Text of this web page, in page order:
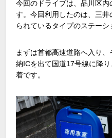
今回のドライブは、品川区内
す。今回利用したのは、三
られているタイプのステーシ
まずは首都高速道路へ入り
納ICを出て国道17号線に降
着です。